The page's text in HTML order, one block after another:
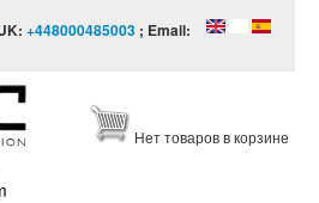
+448000485003 ; Email:
Нет товаров в корзине